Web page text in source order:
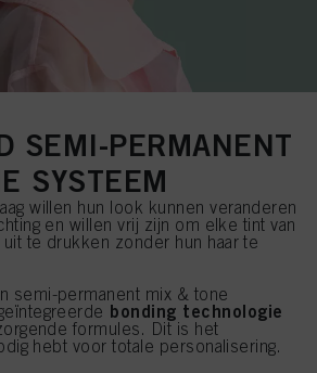
SEMI-PERMANENT
SYSTEEM
willen hun look kunnen veranderen
en willen vrij zijn om elke tint van
te drukken zonder hun haar te
semi-permanent mix & tone
bonding technologie
formules. Dit is het
hebt voor totale personalisering.